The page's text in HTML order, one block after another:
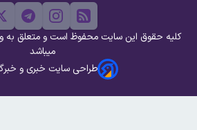
کلیه حقوق این سایت محفوظ است و متعلق به
میباشد
طراحی سایت خبری و